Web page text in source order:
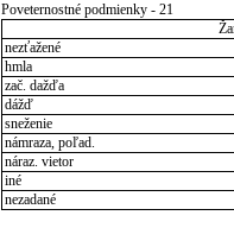
Poveternostné podmienky - 21
nezťažené
hmla
zač. dažďa
dážď
sneženie
námraza, poľad.
náraz. vietor
iné
nezadané